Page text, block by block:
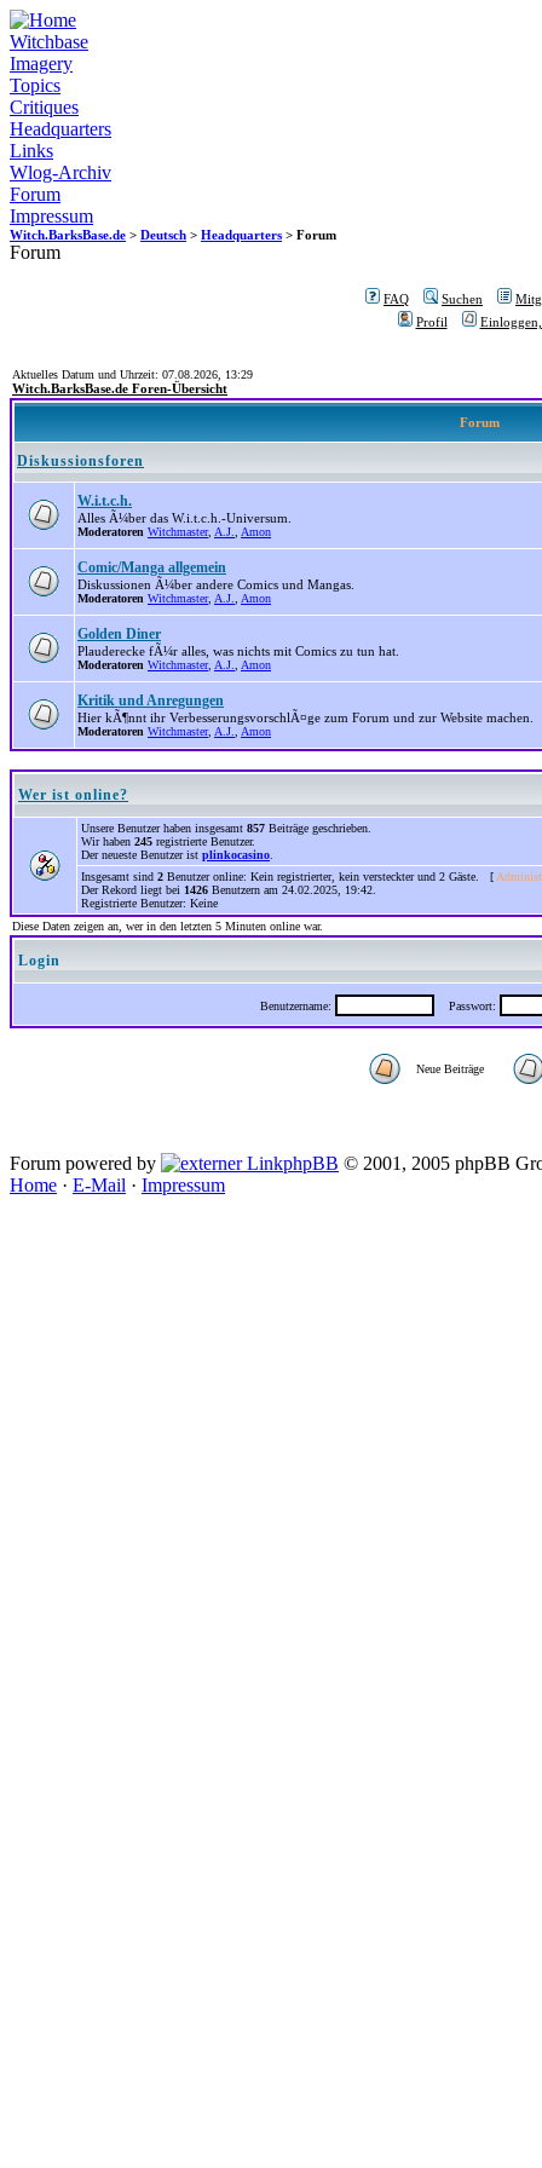
Witchbase
Imagery
Topics
Critiques
Headquarters
Links
Wlog-Archiv
Forum
Impressum
Witch.BarksBase.de > Deutsch > Headquarters > Forum
Forum
FAQ Suchen
Profil
Aktuelles Datum und Uhrzeit: 07.08.2026, 13:29
Witch.BarksBase.de Foren-Übersicht
Forum
Diskussionsforen
W.i.t.c.h.
Alles Ã¼ber das W.i.t.c.h.-Universum.
Moderatoren Witchmaster, A.J. Amon
Comic/Manga allgemein
Diskussionen Ã¼ber andere Comics und Mangas.
Moderatoren Witchmaster, A.J. Amon
Golden Diner
Plauderecke fÃ¼r alles, was nichts mit Comics zu tun hat.
Moderatoren Witchmaster, A.J. Amon
Kritik und Anregungen
Hier kÃ¶nnt ihr VerbesserungsvorschlÃ¤ge zum Forum und zur Website machen.
Moderatoren Witchmaster, A.J. Amon
Wer ist online?
Unsere Benutzer haben insgesamt 857 Beiträge geschrieben.
Wir haben 245 registrierte Benutzer.
Der neueste Benutzer ist plinkocasino
Insgesamt sind 2 Benutzer online: Kein registrierter, kein versteckter und 2 Gäste. [
Der Rekord liegt bei 1426 Benutzern am 24.02.2025, 19:42.
Registrierte Benutzer: Keine
Diese Daten zeigen an, wer in den letzten 5 Minuten online war.
Login
Benutzername: Passwort:
Neue Beiträge
Forum powered by phpBB © 2001, 2005 phpBB
Home · E-Mail · Impressum